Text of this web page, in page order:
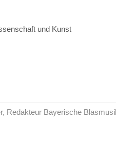
und Kunst
Redakteur Bayerische